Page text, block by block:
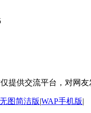
提供交流平台，对网
无图简洁版|WAP手机版|